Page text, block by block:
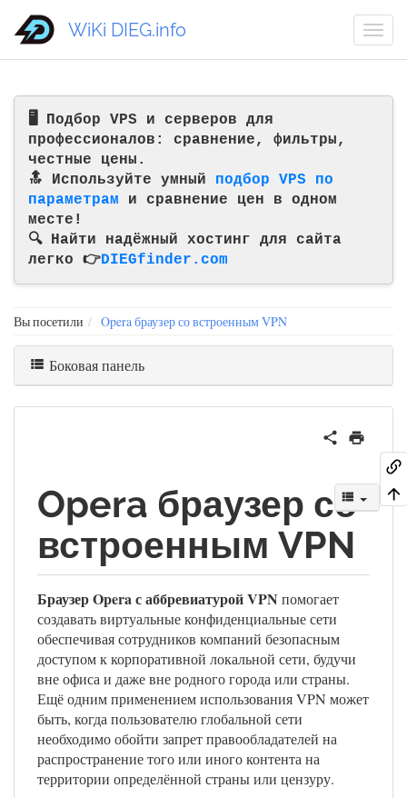
🖥️ Подбор VPS и серверов для
профессионалов: сравнение, фильтры,
честные цены.
🔝 Используйте умный подбор VPS по
параметрам и сравнение цен в одном
месте!
🔍 Найти надёжный хостинг для сайта
легко 👉DIEGfinder.com
WiKi DIEG.info
Вы посетили Opera браузер со встроенным VPN
Боковая панель
Opera браузер со
встроенным VPN
Браузер Opera с аббревиатурой VPN помогает
создавать виртуальные конфиденциальные сети
обеспечивая сотрудников компаний безопасным
доступом к корпоративной локальной сети, будучи
вне офиса и даже вне родного города или страны.
Ещё одним применением использования VPN может
быть, когда пользователю глобальной сети
необходимо обойти запрет правообладателей на
распространение того или иного контента на
территории определённой страны или цензуру.